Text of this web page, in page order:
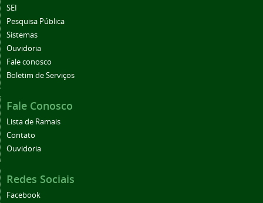
SEI
Pesquisa Pública
Sistemas
Ouvidoria
Fale conosco
Boletim de Serviços
Fale Conosco
Lista de Ramais
Contato
Ouvidoria
Redes Sociais
Facebook